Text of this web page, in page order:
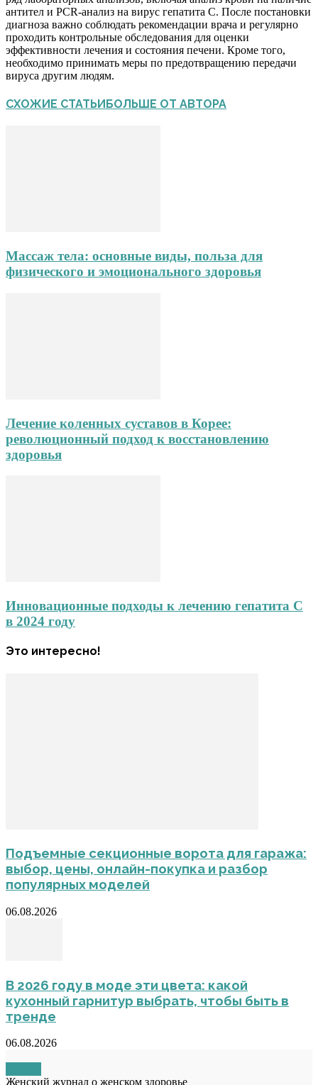
антител и PCR-анализ на вирус гепатита C. После постановки
диагноза важно соблюдать рекомендации врача и регулярно
проходить контрольные обследования для оценки
эффективности лечения и состояния печени. Кроме того,
необходимо принимать меры по предотвращению передачи
вируса другим людям.
СХОЖИЕ СТАТЬИБОЛЬШЕ ОТ АВТОРА
Массаж тела: основные виды, польза для
физического и эмоционального здоровья
Лечение коленных суставов в Корее:
революционный подход к восстановлению
здоровья
Инновационные подходы к лечению гепатита С
в 2024 году
Это интересно!
Подъемные секционные ворота для гаража:
выбор, цены, онлайн-покупка и разбор
популярных моделей
06.08.2026
В 2026 году в моде эти цвета: какой
кухонный гарнитур выбрать, чтобы быть в
тренде
06.08.2026
Женский журнал о женском здоровье